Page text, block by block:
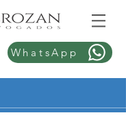
WhatsApp